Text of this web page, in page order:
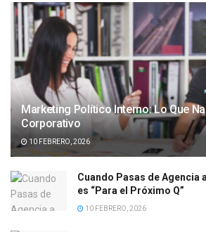
Marketing Político Interno: Lo Que
Corporativo
10 FEBRERO, 2026
Cuando Pasas de Agencia
es “Para el Próximo Q”
10 FEBRERO, 2026